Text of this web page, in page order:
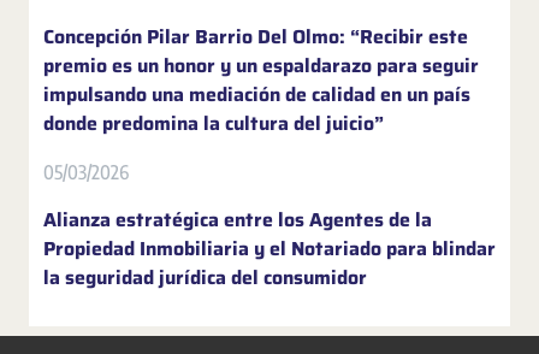
Concepción Pilar Barrio Del Olmo: “Recibir este
premio es un honor y un espaldarazo para seguir
impulsando una mediación de calidad en un país
donde predomina la cultura del juicio”
05/03/2026
Alianza estratégica entre los Agentes de la
Propiedad Inmobiliaria y el Notariado para blindar
la seguridad jurídica del consumidor